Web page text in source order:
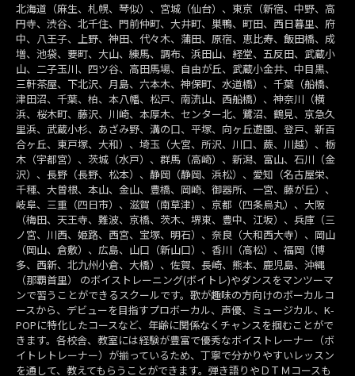
北海道（麻生、札幌、琴似）、宮城（仙台）、東京（新宿、中野、高
円寺、渋谷、北千住、門前仲町、大井町、巣鴨、町田、西日暮里、府
中、八王子、上野、神田、代々木、蒲田、原宿、恵比寿、飯田橋、成
増、池袋、要町、大山、練馬、調布、浜田山、経堂、五反田、武蔵小
山、二子玉川、四ツ谷、高田馬場、自由が丘、武蔵小金井、中目黒、
三軒茶屋、下北沢、月島、六本木、神保町、水道橋）、千葉（船橋、
津田沼、千葉、柏、本八幡、松戸、南流山、西船橋）、神奈川（横
浜、桜木町、藤沢、川崎、本厚木、センター北、鷺沼、鶴見、京急久
里浜、武蔵小杉、あざみ野、溝の口、平塚、向ヶ丘遊園、登戸、新百
合ヶ丘、東戸塚、大和）、埼玉（大宮、所沢、川口、蕨、川越）、栃
木（宇都宮）、茨城（水戸）、群馬（高崎）、新潟、富山、石川（金
沢）、長野（長野、松本）、静岡（静岡、浜松）、愛知（名古屋栄、
千種、大曽根、本山、金山、豊橋、岡崎、御器所、一宮、藤が丘）、
岐阜、三重（四日市）、滋賀（南草津）、京都（四条烏丸）、大阪
（梅田、天王寺、難波、京橋、茨木、堺東、豊中、江坂）、兵庫（三
ノ宮、川西、姫路、西宮、宝塚、明石）、奈良（大和西大寺）、岡山
（岡山、倉敷）、広島、山口（新山口）、香川（高松）、福岡（博
多、西新、北九州小倉、大橋）、佐賀、長崎、熊本、鹿児島、沖縄
（那覇首里） のボイストレーニング(ボイトレ)やダンスをマンツーマ
ンで習うことができるスクールです。歌が趣味の方向けのボーカルコ
ースから、デビューを目指すプロボーカル、声優、ミュージカル、K-
POPに特化したコースなど、年齢に関係なくチャンスを掴むことがで
きます。各校舎、教室には経験が豊富で優秀なボイストレーナー（ボ
イトレトレーナー）が揃っているため、丁寧で分かりやすいレッスン
を通して、教えてもらうことができます。弾き語りやＤＴＭコースも